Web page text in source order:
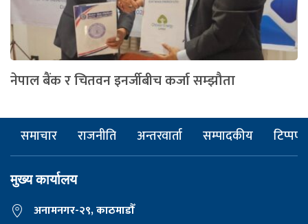
नेपाल बैंक र चितवन इनर्जीबीच कर्जा सम्झौता
समाचार राजनीति अन्तरवार्ता सम्पादकीय टिप्पणी
मुख्य कार्यालय
अनामनगर-२९, काठमाडाैँ